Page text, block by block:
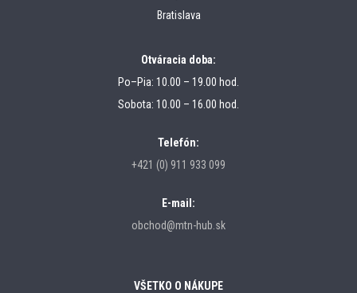
Bratislava
Otváracia doba:
Po–Pia: 10.00 – 19.00 hod.
Sobota: 10.00 – 16.00 hod.
Telefón:
+421 (0) 911 933 099
E-mail:
obchod@mtn-hub.sk
VŠETKO O NÁKUPE